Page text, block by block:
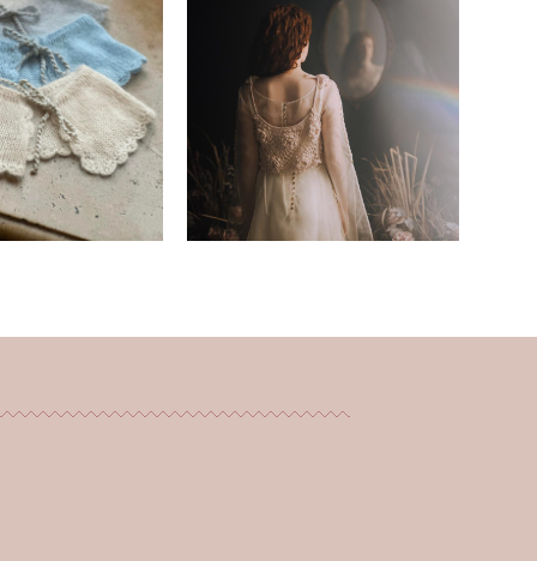
воротники
pуб.
Кружевная манишка
“Розы”
35 000 pуб.
25 000 pуб.